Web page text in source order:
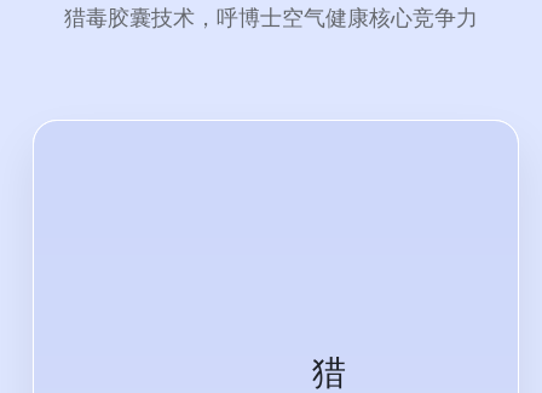
猎毒胶囊技术，呼博士空气健康核心竞争力
猎